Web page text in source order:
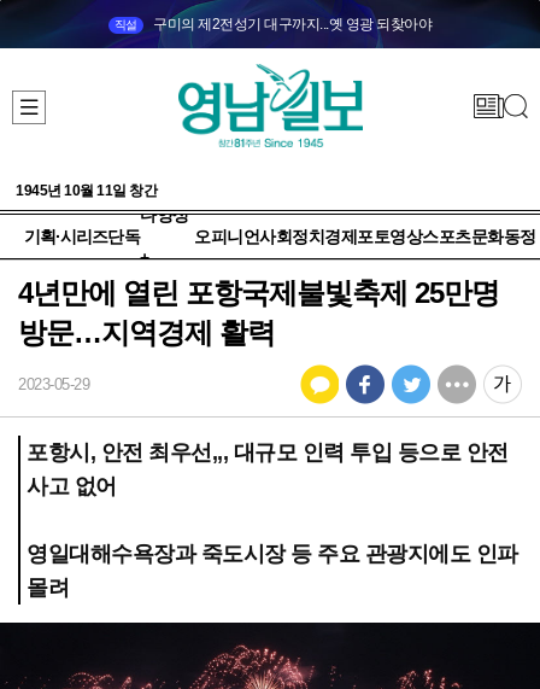
직설 구미의 제2전성기 대구까지...옛 영광 되찾아야
1945년 10월 11일 창간
기획·시리즈단독
다양성
+
오피니언사회정치 경제 포토영상스포츠문화동정
4년만에 열린 포항국제불빛축제 25만명
방문…지역경제 활력
2023-05-29
포항시, 안전 최우선,,, 대규모 인력 투입 등으로 안전
사고 없어
영일대해수욕장과 죽도시장 등 주요 관광지에도 인파
몰려